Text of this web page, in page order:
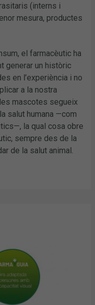
(interns i
mesura, productes
el farmacèutic ha
generar un històric
en l’experiència i no
a la nostra
mascotes segueix
salut humana —com
la qual cosa obre
sempre des de la
de la salut animal.